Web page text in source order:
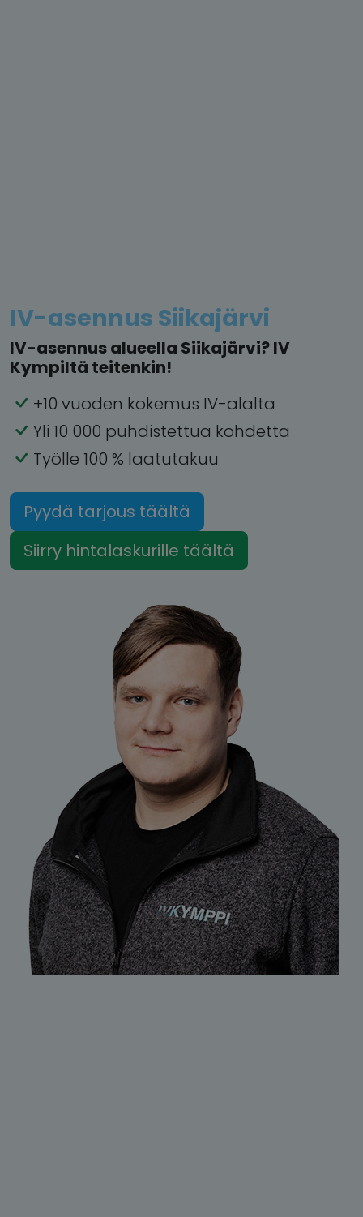
IV-asennus Siikajärvi
IV-asennus alueella Siikajärvi? IV
Kympiltä teitenkin!
+10 vuoden kokemus IV-alalta
Yli 10 000 puhdistettua kohdetta
Työlle 100 % laatutakuu
Pyydä tarjous täältä
Siirry hintalaskurille täältä